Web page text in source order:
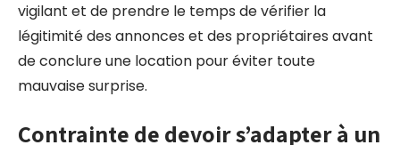
vigilant et de prendre le temps de vérifier la
légitimité des annonces et des propriétaires avant
de conclure une location pour éviter toute
mauvaise surprise.
Contrainte de devoir s’adapter à un